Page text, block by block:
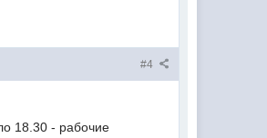
#4
18.30 - рабочие